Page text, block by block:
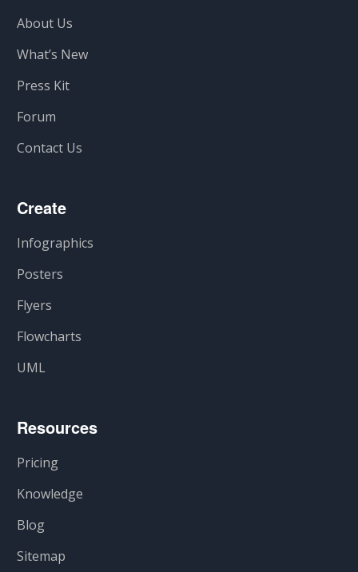
About Us
What’s New
Press Kit
Forum
Contact Us
Create
Infographics
Posters
Flyers
Flowcharts
UML
Resources
Pricing
Knowledge
Blog
Sitemap